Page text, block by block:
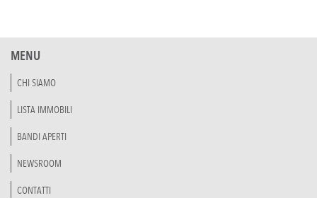
MENU
CHI SIAMO
LISTA IMMOBILI
BANDI APERTI
NEWSROOM
CONTATTI